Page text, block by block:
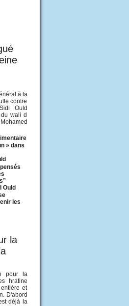
à la
contre
Ould
wali d
» dans
Ould
les
la
pour la
hratine
et
D'abord
déjà la